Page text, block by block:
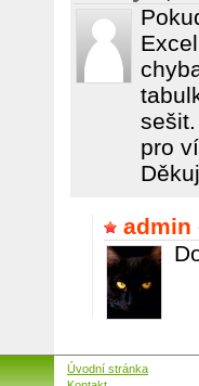
pro
admin
Úvodní stránka